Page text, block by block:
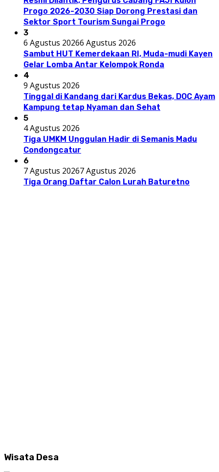
Progo 2026-2030 Siap Dorong Prestasi dan
Sektor Sport Tourism Sungai Progo
3
6 Agustus 20266 Agustus 2026
Sambut HUT Kemerdekaan RI, Muda-mudi Kayen
Gelar Lomba Antar Kelompok Ronda
4
9 Agustus 2026
Tinggal di Kandang dari Kardus Bekas, DOC Ayam
Kampung tetap Nyaman dan Sehat
5
4 Agustus 2026
Tiga UMKM Unggulan Hadir di Semanis Madu
Condongcatur
6
7 Agustus 20267 Agustus 2026
Tiga Orang Daftar Calon Lurah Baturetno
Wisata Desa